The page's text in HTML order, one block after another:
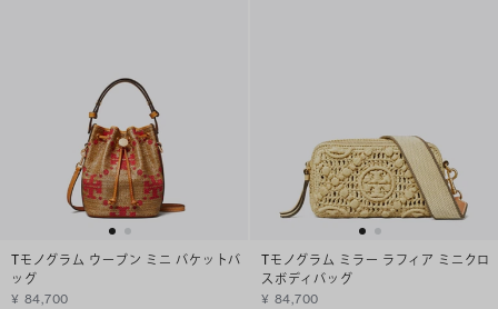
Tモノグラム ウーブン ミニ バケットバ
ッグ
¥ 84,700
Tモノグラム ミラー ラフィア ミニクロ
スボディバッグ
¥ 84,700